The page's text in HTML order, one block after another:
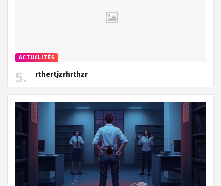
ACTUALITÉS
rthertjzrhrthzr